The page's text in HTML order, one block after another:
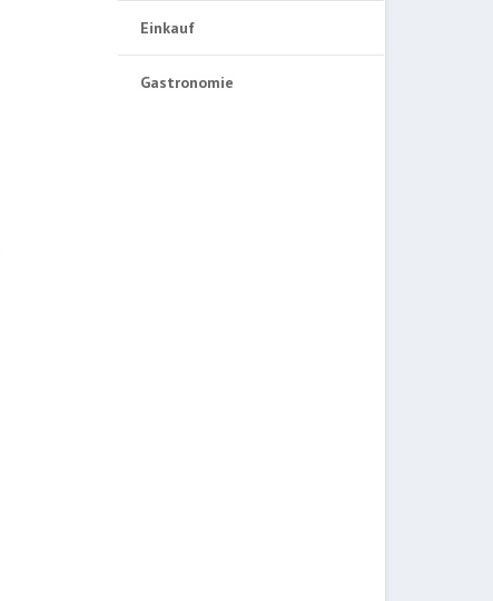
Einkauf
Gastronomie